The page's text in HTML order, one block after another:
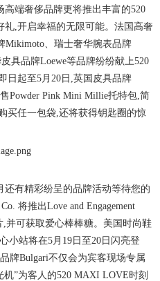
端奢侈品牌更将推出丰富的520
,开启幸福的无限可能。法国高奢
Mikimoto、瑞士奢华腕表品牌
具品牌Loewe等品牌纷纷献上520
日起至5月20日,英国皮具品牌
Powder Pink Mini Millie托特包,简
买任一包袋,还将获得钥匙圈的惊
还有精彩纷呈的品牌活动等待您的
将推出Love and Engagement
并可获取爱心棒棒糖。美国时尚鞋
小站将在5月19日至20日闪亮登
牌Bulgari不仅会为宾客现场专属
”为客人的520 MAXI LOVE时刻